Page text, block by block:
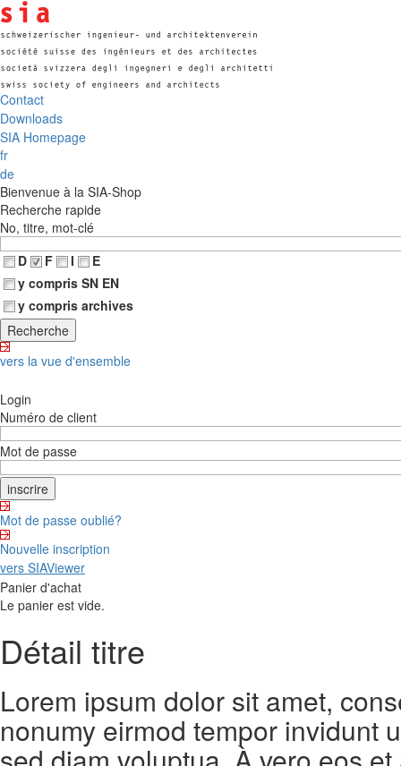
Contact
Downloads
SIA Homepage
fr
de
Bienvenue à la SIA-Shop
Recherche rapide
No, titre, mot-clé
D
F I
E
y compris SN EN
y compris archives
vers la vue d'ensemble
Login
Numéro de client
Mot de passe
Mot de passe oublié?
Nouvelle inscription
vers SIAViewer
Panier d'achat
Le panier est vide.
Détail titre
Lorem ipsum dolor sit amet,
nonumy eirmod tempor invidunt